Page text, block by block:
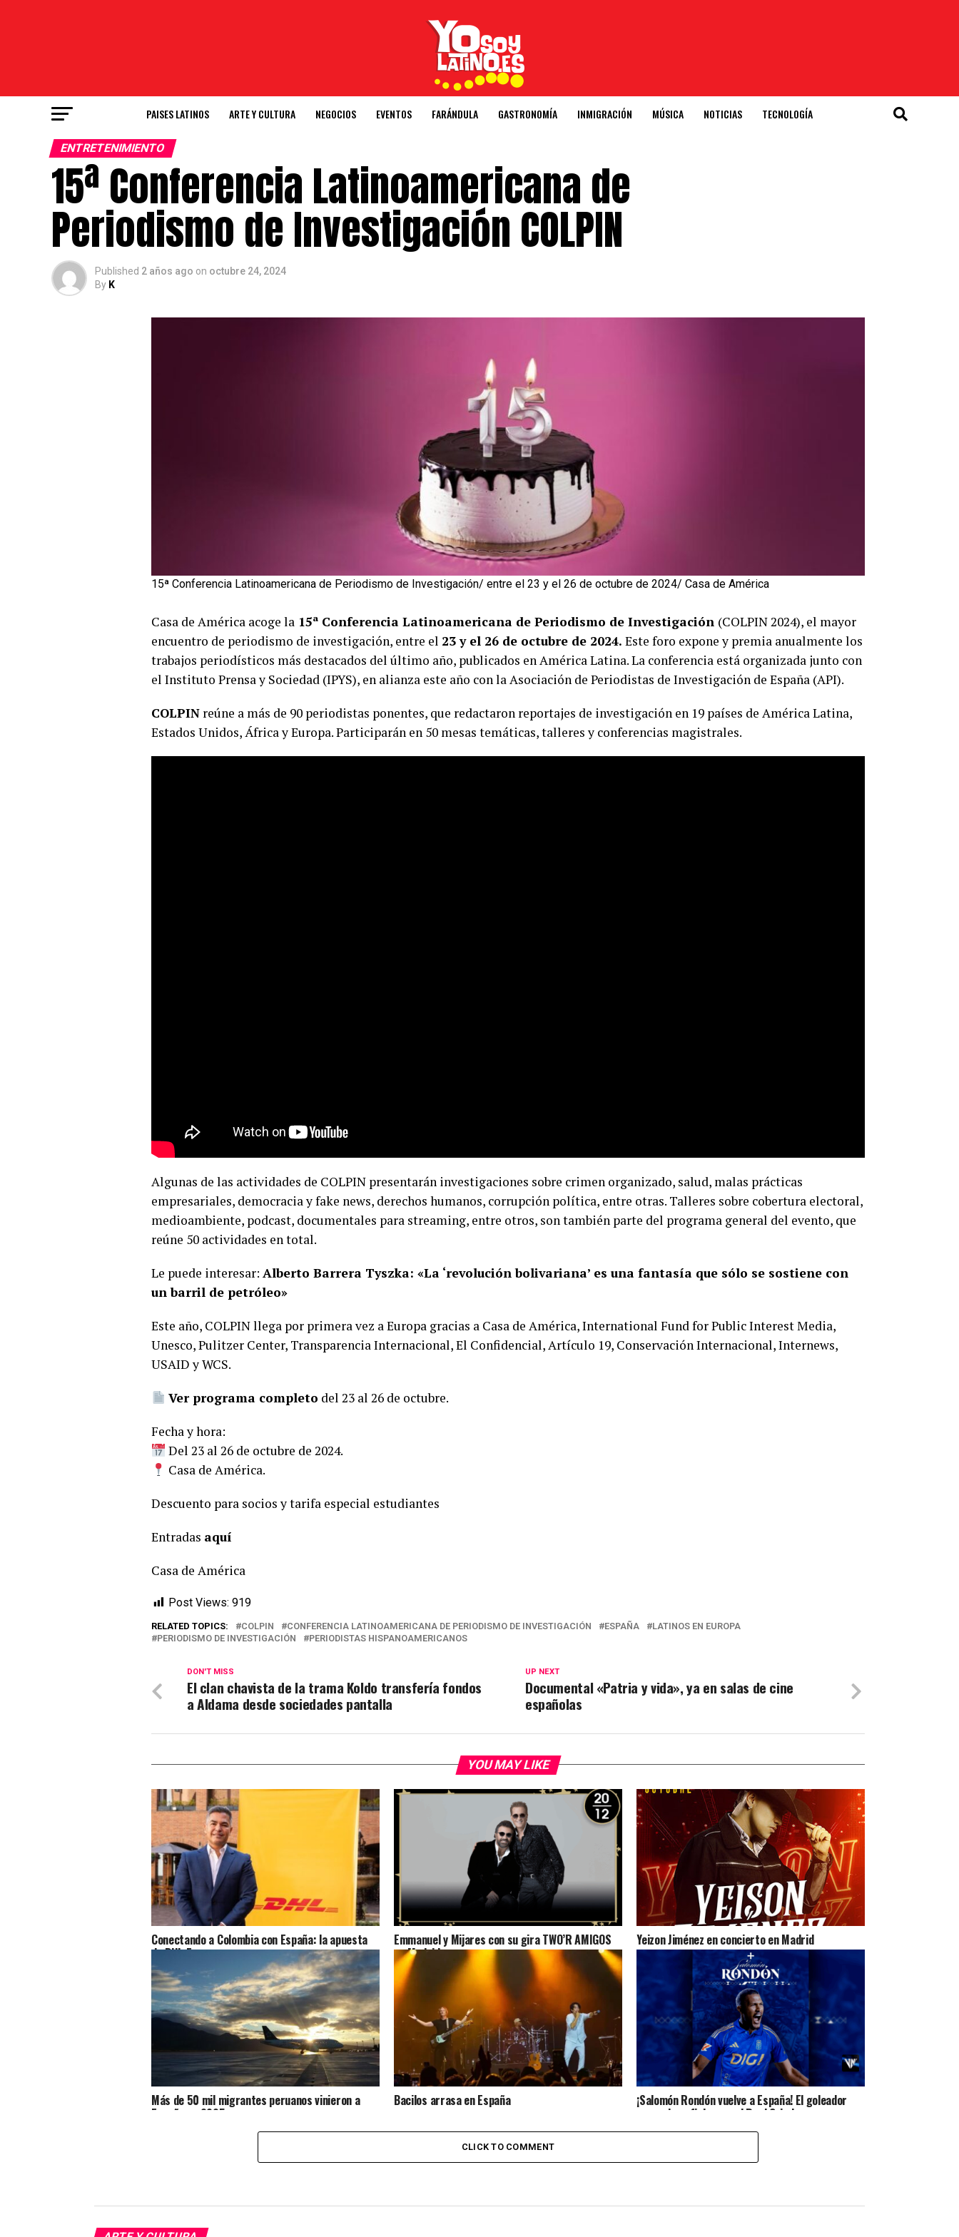
PAISES LATINOS ARTE Y CULTURA NEGOCIOS EVENTOS FARÁNDULA GASTRONOMÍA INMIGRACIÓN MÚSICA NOTICIAS TECNOLOGÍA
ENTRETENIMIENTO
15ª Conferencia Latinoamericana de
Periodismo de Investigación COLPIN
Published 2 años ago on octubre 24, 2024
By K
15ª Conferencia Latinoamericana de Periodismo de Investigación/ entre el 23 y el 26 de octubre de 2024/ Casa de América
Casa de América acoge la 15ª Conferencia Latinoamericana de Periodismo de Investigación (COLPIN 2024), el mayor
encuentro de periodismo de investigación, entre el 23 y el 26 de octubre de 2024. Este foro expone y premia anualmente los
trabajos periodísticos más destacados del último año, publicados en América Latina. La conferencia está organizada junto con
el Instituto Prensa y Sociedad (IPYS), en alianza este año con la Asociación de Periodistas de Investigación de España (API).
COLPIN reúne a más de 90 periodistas ponentes, que redactaron reportajes de investigación en 19 países de América Latina,
Estados Unidos, África y Europa. Participarán en 50 mesas temáticas, talleres y conferencias magistrales.
Algunas de las actividades de COLPIN presentarán investigaciones sobre crimen organizado, salud, malas prácticas
empresariales, democracia y fake news, derechos humanos, corrupción política, entre otras. Talleres sobre cobertura electoral,
medioambiente, podcast, documentales para streaming, entre otros, son también parte del programa general del evento, que
reúne 50 actividades en total.
Le puede interesar: Alberto Barrera Tyszka: «La ‘revolución bolivariana’ es una fantasía que sólo se sostiene con
un barril de petróleo»
Este año, COLPIN llega por primera vez a Europa gracias a Casa de América, International Fund for Public Interest Media,
Unesco, Pulitzer Center, Transparencia Internacional, El Confidencial, Artículo 19, Conservación Internacional, Internews,
USAID y WCS.
Ver programa completo del 23 al 26 de octubre.
Fecha y hora:
Del 23 al 26 de octubre de 2024.
Casa de América.
Descuento para socios y tarifa especial estudiantes
Entradas aquí
Casa de América
Post Views: 919
RELATED TOPICS: COLPIN CONFERENCIA LATINOAMERICANA DE PERIODISMO DE INVESTIGACIÓN ESPAÑA
LATINOS EN EUROPA
PERIODISMO DE INVESTIGACIÓN
PERIODISTAS HISPANOAMERICANOS
UP NEXT
Documental «Patria y vida», ya en salas de cine
españolas
DON'T MISS
El clan chavista de la trama Koldo transfería fondos
a Aldama desde sociedades pantalla
YOU MAY LIKE
Conectando a Colombia con España: la apuesta
de DHL Express
Emmanuel y Mijares con su gira TWO’R AMIGOS
en Madrid
Yeizon Jiménez en concierto en Madrid
Más de 50 mil migrantes peruanos vinieron a
España en 2025
Bacilos arrasa en España ¡Salomón Rondón vuelve a España! El goleador
venezolano ficha con el Real Oviedo
CLICK TO COMMENT